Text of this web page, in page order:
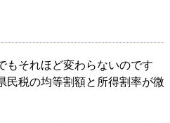
もそれほど変わらないのです
民税の均等割額と所得割率が微